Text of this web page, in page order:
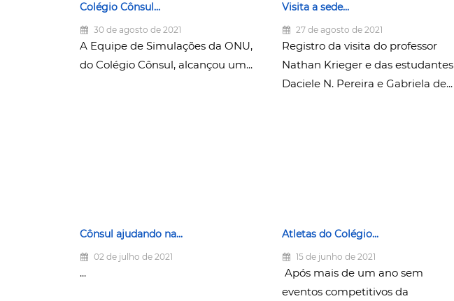
Colégio Cônsul...
30 de agosto de 2021
A Equipe de Simulações da ONU,
do Colégio Cônsul, alcançou um...
Visita a sede...
27 de agosto de 2021
Registro da visita do professor
Nathan Krieger e das estudantes
Daciele N. Pereira e Gabriela de...
Cônsul ajudando na...
02 de julho de 2021
...
Atletas do Colégio...
15 de junho de 2021
Após mais de um ano sem
eventos competitivos da